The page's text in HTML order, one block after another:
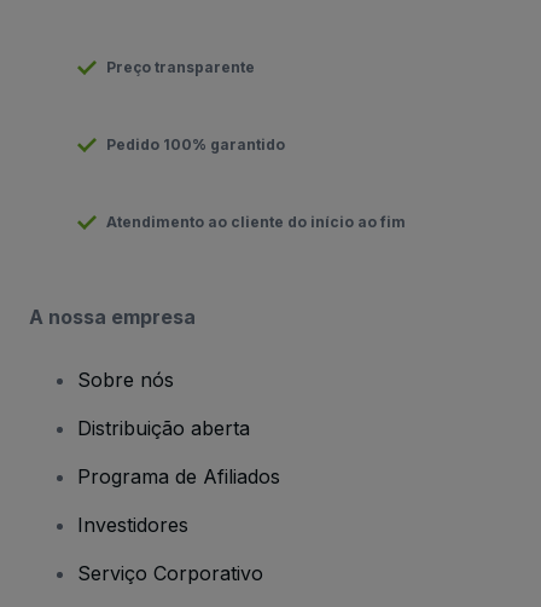
Preço transparente
Pedido 100% garantido
Atendimento ao cliente do início ao fim
A nossa empresa
Sobre nós
Distribuição aberta
Programa de Afiliados
Investidores
Serviço Corporativo